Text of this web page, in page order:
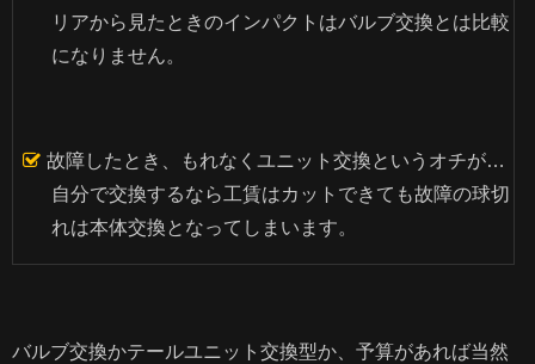
リアから見たときのインパクトはバルブ交換とは比較
になりません。
故障したとき、もれなくユニット交換というオチが…
自分で交換するなら工賃はカットできても故障の球切
れは本体交換となってしまいます。
バルブ交換かテールユニット交換型か、予算があれば当然